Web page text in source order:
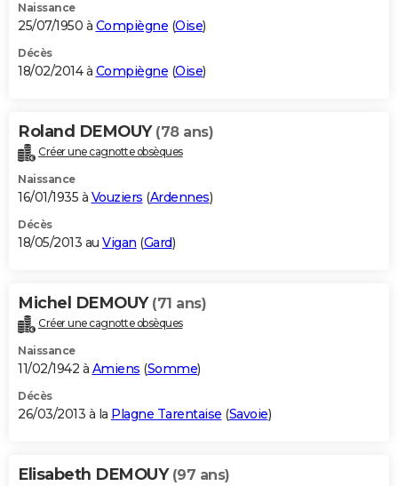
Naissance
25/07/1950 à Compiègne (Oise)
Décès
18/02/2014 à Compiègne (Oise)
Roland DEMOUY (78 ans)
Créer une cagnotte obsèques
Naissance
16/01/1935 à Vouziers (Ardennes)
Décès
18/05/2013 au Vigan (Gard)
Michel DEMOUY (71 ans)
Créer une cagnotte obsèques
Naissance
11/02/1942 à Amiens (Somme)
Décès
26/03/2013 à la Plagne Tarentaise (Savoie)
Elisabeth DEMOUY (97 ans)